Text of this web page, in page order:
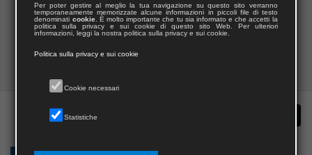
Per poter gestire al meglio la tua navigazione su questo sito verranno
temporaneamente memorizzate alcune informazioni in piccoli file di testo
denominati cookie. È molto importante che tu sia informato e che accetti la
politica sulla privacy e sui cookie di questo sito Web. Per ulteriori
informazioni, leggi la nostra politica sulla privacy e sui cookie.
Politica sulla privacy e sui cookie
Cookie necessari
Statistiche